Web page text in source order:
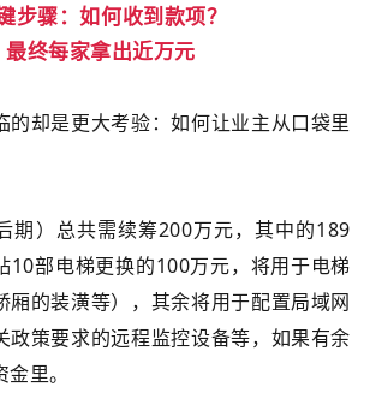
步骤：如何收到款项？
最终每家拿出近万元
的却是更大考验：如何让业主从口袋里
期）总共需续筹200万元，其中的189
10部电梯更换的100万元，将用于电梯
厢的装潢等），其余将用于配置局域网
政策要求的远程监控设备等，如果有余
里。